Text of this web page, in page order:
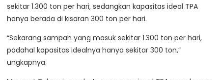
sekitar 1.300 ton per hari, sedangkan kapasitas ideal TPA
hanya berada di kisaran 300 ton per hari.
“Sekarang sampah yang masuk sekitar 1.300 ton per hari,
padahal kapasitas idealnya hanya sekitar 300 ton,”
ungkapnya.